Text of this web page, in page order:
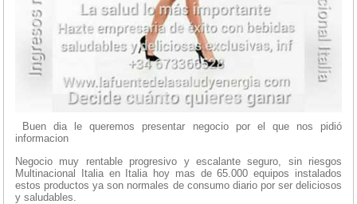
Buen dia le queremos presentar negocio por el que nos pidió
informacion
Negocio muy rentable progresivo y escalante seguro, sin riesgos
Multinacional Italia en Italia hoy mas de 65.000 equipos instalados
estos productos ya son normales de consumo diario por ser deliciosos
y saludables.